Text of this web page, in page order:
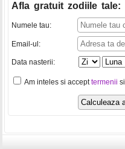
Afla gratuit zodiile tale:
Numele tau:
Email-ul:
Data nasterii:
Am inteles si accepttermenii si